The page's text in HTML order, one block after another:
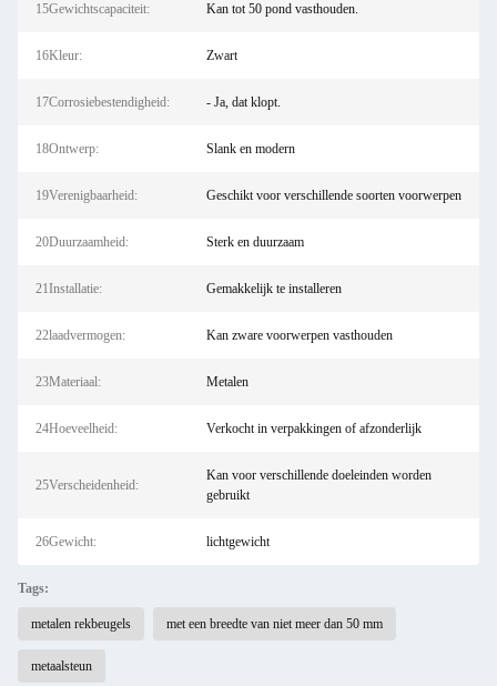
15Gewichtscapaciteit: Kan tot 50 pond vasthouden.
16Kleur: Zwart
17Corrosiebestendigheid: - Ja, dat klopt.
18Ontwerp: Slank en modern
19Verenigbaarheid: Geschikt voor verschillende soorten voorwerpen
20Duurzaamheid: Sterk en duurzaam
21Installatie: Gemakkelijk te installeren
22laadvermogen: Kan zware voorwerpen vasthouden
23Materiaal: Metalen
24Hoeveelheid: Verkocht in verpakkingen of afzonderlijk
25Verscheidenheid:
Kan voor verschillende doeleinden worden
gebruikt
26Gewicht: lichtgewicht
Tags:
metalen rekbeugels met een breedte van niet meer dan 50 mm
metaalsteun